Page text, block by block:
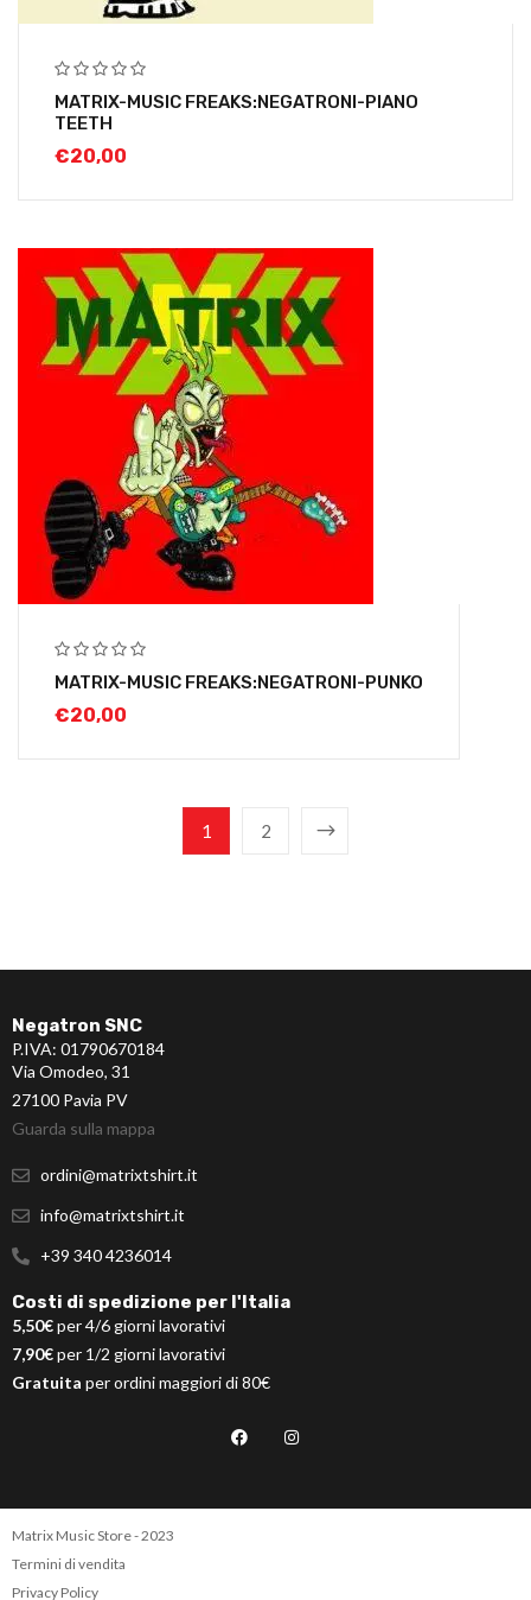
MATRIX-MUSIC FREAKS:NEGATRONI-PIANO
TEETH
€20,00
MATRIX-MUSIC FREAKS:NEGATRONI-PUNKO
€20,00
1 2
Negatron SNC
P.IVA: 01790670184
Via Omodeo, 31
27100 Pavia PV
Guarda sulla mappa
ordini@matrixtshirt.it
info@matrixtshirt.it
+39 340 4236014
Costi di spedizione per l'Italia
5,50€per 4/6 giorni lavorativi
7,90€per 1/2 giorni lavorativi
Gratuita per ordini maggiori di 80€
Matrix Music Store - 2023
Termini di vendita
Privacy Policy